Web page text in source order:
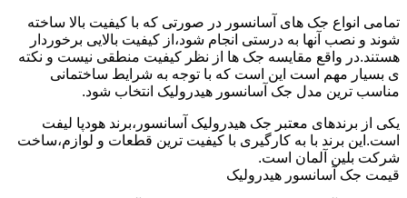
تمامی انواع جک های آسانسور در صورتی که با کیفیت بالا ساخته
شوند و نصب آنها به درستی انجام شود،از کیفیت بالایی برخوردار
هستند.در واقع مقایسه جک ها از نظر کیفیت منطقی نیست و نکته
ی بسیار مهم است این است که با توجه به شرایط ساختمانی
مناسب ترین مدل جک آسانسور هیدرولیک انتخاب شود.
یکی از برندهای معتبر جک هیدرولیک آسانسور،برند هودپا لیفت
است.این برند با به کارگیری با کیفیت ترین قطعات و لوازم،ساخت
شرکت بلین آلمان است.
قیمت جک آسانسور هیدرولیک